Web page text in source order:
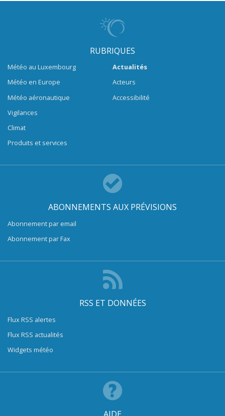
RUBRIQUES
Météo au Luxembourg
Météo en Europe
Météo aéronautique
Vigilances
Climat
Produits et services
Actualités
Acteurs
Accessibilité
ABONNEMENTS AUX PRÉVISIONS
Abonnement par email
Abonnement par Fax
RSS ET DONNÉES
Flux RSS alertes
Flux RSS actualités
Widgets météo